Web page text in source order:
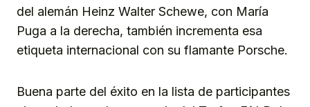
del alemán Heinz Walter Schewe, con María
Puga a la derecha, también incrementa esa
etiqueta internacional con su flamante Porsche.
Buena parte del éxito en la lista de participantes